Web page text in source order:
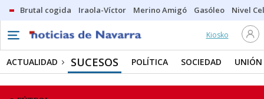
Brutal cogida Iraola-Víctor Merino Amigó Gasóleo Nivel
Kiosko
ACTUALIDAD SUCESOS POLÍTICA SOCIEDAD UNIÓN